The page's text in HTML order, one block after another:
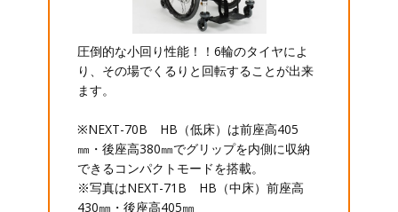
圧倒的な小回り性能！！6輪のタイヤによ
り、その場でくるりと回転することが出来
ます。
※NEXT-70B HB（低床）は前座高405
㎜・後座高380㎜でグリップを内側に収納
できるコンパクトモードを搭載。
※写真はNEXT-71B HB（中床）前座高
430㎜・後座高405㎜